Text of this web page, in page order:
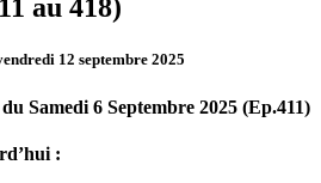
au 418)
12 septembre 2025
Samedi 6 Septembre 2025 (Ep.411)
: